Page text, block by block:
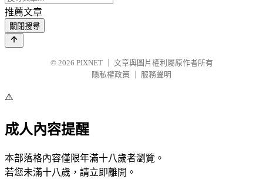
推薦文章
關閉搜尋
© 2026 PIXNET
文章與圖片權利屬原作者所有
隱私權政策
服務聲明
⚠️
成人內容提醒
本部落格內容僅限年滿十八歲者瀏覽。
若您未滿十八歲，請立即離開。